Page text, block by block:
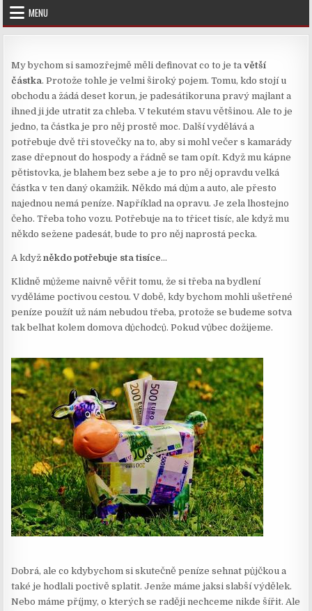
Skip
content
MENU
My bychom si samozřejmě měli definovat co to je tavětší
částka. Protože tohle je velmi široký pojem. Tomu, kdo stojí u
obchodu a žádá deset korun, je padesátikoruna pravý majlant a
ihned ji jde utratit za chleba. V tekutém stavu většinou. Ale to je
jedno, ta částka je pro něj prostě moc. Další vydělává a
potřebuje dvě tři stovečky na to, aby si mohl večer s kamarády
zase dřepnout do hospody a řádně se tam opít. Když mu kápne
pětistovka, je blahem bez sebe a je to pro něj opravdu velká
částka v ten daný okamžik. Někdo má dům a auto, ale přesto
najednou nemá peníze. Například na opravu. Je zela lhostejno
čeho. Třeba toho vozu. Potřebuje na to třicet tisíc, ale když mu
někdo sežene padesát, bude to pro něj naprostá pecka.
A kdyžněkdo potřebuje sta tisíce…
Klidně můžeme naivně věřit tomu, že si třeba na bydlení
vyděláme poctivou cestou. V době, kdy bychom mohli ušetřené
peníze použít už nám nebudou třeba, protože se budeme sotva
tak belhat kolem domova důchodců. Pokud vůbec dožijeme.
Dobrá, ale co kdybychom si skutečně peníze sehnat půjčkou a
také je hodlali poctivě splatit. Jenže máme jaksi slabší výdělek.
Nebo máme příjmy, o kterých se raději nechceme nikde šířit. Ale